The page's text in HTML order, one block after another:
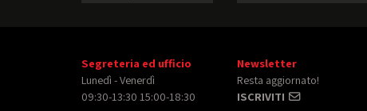
Segreteria ed ufficio
Lunedì - Venerdì
09:30-13:30 15:00-18:30
Newsletter
Resta aggiornato!
ISCRIVITI